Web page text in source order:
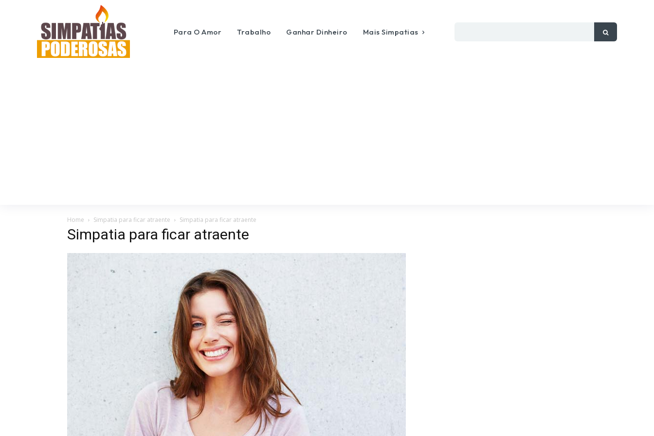
Para O Amor Trabalho Ganhar Dinheiro Mais Simpatias
Home Simpatia para ficar atraente Simpatia para ficar atraente
Simpatia para ficar atraente